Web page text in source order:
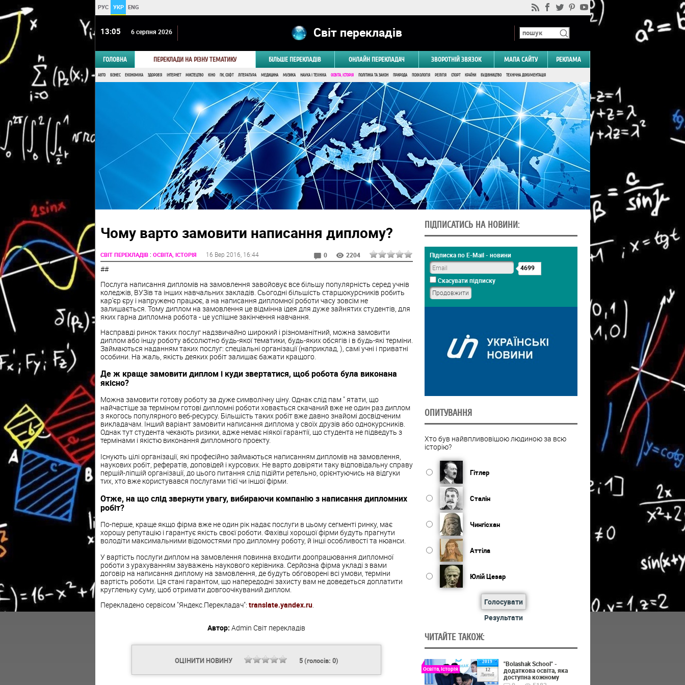
РУС УКР ENG
13:05 6 серпня 2026 Світ перекладів
ГОЛОВНА ПЕРЕКЛАДИ НА РІЗНУ ТЕМАТИКУ БІЛЬШЕ ПЕРЕКЛАДІВ ОНЛАЙН ПЕРЕКЛАДАЧ ЗВОРОТНІЙ ЗВЯЗОК МАПА САЙТУ РЕКЛАМА
АВТО БІЗНЕС ЕКОНОМІКА ЗДОРОВ'Я ІНТЕРНЕТ МИСТЕЦТВО КІНО ПК, СОФТ ЛІТЕРАТУРА МЕДИЦИНА МУЗИКА НАУКА І ТЕХНІКА ОСВІТА, ІСТОРІЯ ПОЛІТИКА ТА ЗАКОН ПРИРОДА ПСИХОЛОГІЯ РЕЛІГІЯ СПОРТ КРАЇНИ БУДІВНИЦТВО ТЕХНІЧНА ДОКУМЕНТАЦІЯ
Чому варто замовити написання диплому?
СВІТ ПЕРЕКЛАДІВ: ОСВІТА, ІСТОРІЯ 16 Вер 2016 , 16:44 0 2204
##
Послуга написання дипломів на замовлення завойовує все більшу популярність серед учнів
коледжів, ВУЗів та інших навчальних закладів. Сьогодні більшість старшокурсників робить
кар'єр єру і напружено працює, а на написання дипломної роботи часу зовсім не
залишається. Тому диплом на замовлення це відмінна ідея для дуже зайнятих студентів, для
яких гарна дипломна робота - це успішне закінчення навчання.
Насправді ринок таких послуг надзвичайно широкий і різноманітний, можна замовити
диплом або іншу роботу абсолютно будь-якої тематики, будь-яких обсягів і в будь-які терміни.
Займаються наданням таких послуг: спеціальні організації (наприклад, ), самі учні і приватні
особини. На жаль, якість деяких робіт залишає бажати кращого.
Де ж краще замовити диплом і куди звертатися, щоб робота була виконана
якісно?
Можна замовити готову роботу за дуже символічну ціну. Однак слід пам " ятати, що
найчастіше за терміном готові дипломні роботи ховається скачаний вже не один раз диплом
з якогось популярного веб-ресурсу. Більшість таких робіт вже давно знайомі досвідченим
викладачам. Інший варіант замовити написання диплома у своїх друзів або однокурсників.
Однак тут студента чекають ризики, адже немає ніякої гарантії, що студента не підведуть з
термінами і якістю виконання дипломного проекту.
Існують цілі організації, які професійно займаються написанням дипломів на замовлення,
наукових робіт, рефератів, доповідей і курсових. Не варто довіряти таку відповідальну справу
першій-ліпшій організації, до цього питання слід підійти ретельно, орієнтуючись на відгуки
тих, хто вже користувався послугами тієї чи іншої фірми.
Отже, на що слід звернути увагу, вибираючи компанію з написання дипломних
робіт?
По-перше, краще якщо фірма вже не один рік надає послуги в цьому сегменті ринку, має
хорошу репутацію і гарантує якість своєї роботи. Фахівці хорошої фірми будуть прагнути
володіти максимальними відомостями про дипломну роботу, й інші особливості та нюанси.
У вартість послуги диплом на замовлення повинна входити доопрацювання дипломної
роботи з урахуванням зауважень наукового керівника. Серйозна фірма укладі з вами
договір на написання диплому на замовлення, де будуть обговорені всі умови, терміни
вартість роботи. Ця стані гарантом, що напередодні захисту вам не доведеться доплатити
кругленьку суму, щоб отримати довгоочікуваний диплом.
Перекладено сервісом "Яндекс.Перекладач": translate.yandex.ru.
Автор: Admin Світ перекладів
ОЦІНИТИ НОВИНУ 5(голосів: 0)
ПІДПИСАТИСЬ НА НОВИНИ:
Підписка по E-Mail - новини
4699
Скасувати підписку
ОПИТУВАННЯ
Хто був найвпливовішою людиною за всю
історію?
Гітлер
Сталін
Чингісхан
Аттіла
Юлій Цезар
Голосувати
Результати
ЧИТАЙТЕ ТАКОЖ:
2019
12
Лютий
Освіта, Історія
"Bolashak School" -
додаткова освіта, яка
доступна кожному